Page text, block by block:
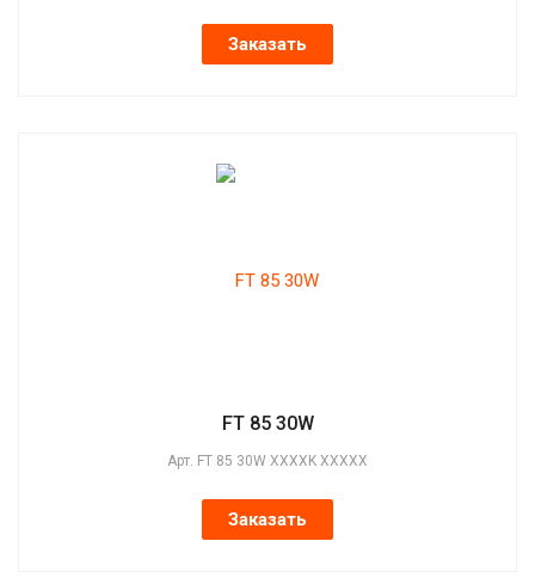
Заказать
FT 85 30W
Арт. FT 85 30W XXXXK XXXXX
Заказать